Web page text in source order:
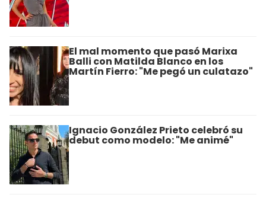
El mal momento que pasó Marixa
Balli con Matilda Blanco en los
Martín Fierro: "Me pegó un culatazo"
Ignacio González Prieto celebró su
debut como modelo: "Me animé"